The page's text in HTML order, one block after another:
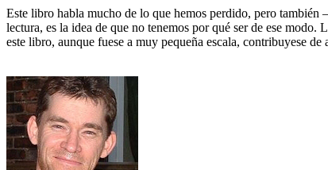
Este libro habla mucho de lo que hemos perdido, pero
lectura, es la idea de que no tenemos por qué ser de ese
este libro, aunque fuese a muy pequeña escala, contribuyese de